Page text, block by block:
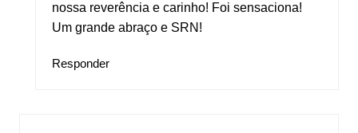
nossa reverência e carinho! Foi sensaciona!
Um grande abraço e SRN!
Responder